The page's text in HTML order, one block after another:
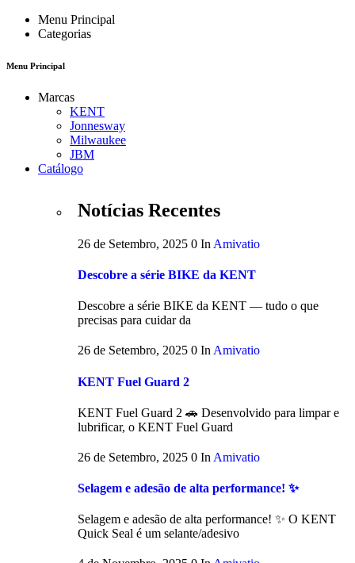
Menu Principal
Categorias
Menu Principal
Marcas
KENT
Jonnesway
Milwaukee
JBM
Catálogo
Notícias Recentes
26 de Setembro, 2025 0 In Amivatio
Descobre a série BIKE da KENT
Descobre a série BIKE da KENT — tudo o que
precisas para cuidar da
26 de Setembro, 2025 0 In Amivatio
KENT Fuel Guard 2
KENT Fuel Guard 2 🚗 Desenvolvido para limpar e
lubrificar, o KENT Fuel Guard
26 de Setembro, 2025 0 In Amivatio
Selagem e adesão de alta performance! ✨
Selagem e adesão de alta performance! ✨ O KENT
Quick Seal é um selante/adesivo